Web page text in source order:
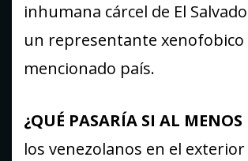
inhumana cárcel de El
un representante xenofobico
mencionado país.
¿QUÉ PASARÍA SI AL MENOS
los venezolanos en el